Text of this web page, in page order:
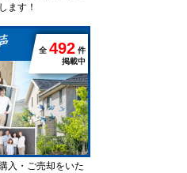
ます！
全 492 件
掲載中
入・ご売却をいた